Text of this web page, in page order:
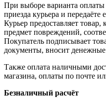
При выборе варианта
приезда курьера и передаёте
Курьер предоставляет
предмет повреждений,
Покупатель подписывает
документы, вносит денежные
Также оплата наличными
магазина, оплаты по почте
Безналичный расчёт